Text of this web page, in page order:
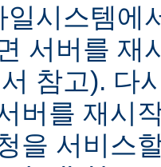
일시스템에
서버를 재
참고). 다
버를 재시
을 서비스